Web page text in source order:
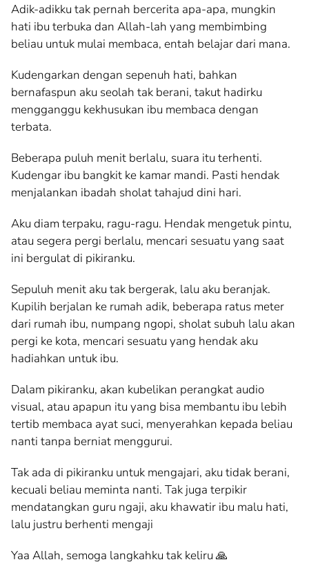
Adik-adikku tak pernah bercerita apa-apa, mungkin
hati ibu terbuka dan Allah-lah yang membimbing
beliau untuk mulai membaca, entah belajar dari mana.
Kudengarkan dengan sepenuh hati, bahkan
bernafaspun aku seolah tak berani, takut hadirku
mengganggu kekhusukan ibu membaca dengan
terbata.
Beberapa puluh menit berlalu, suara itu terhenti.
Kudengar ibu bangkit ke kamar mandi. Pasti hendak
menjalankan ibadah sholat tahajud dini hari.
Aku diam terpaku, ragu-ragu. Hendak mengetuk pintu,
atau segera pergi berlalu, mencari sesuatu yang saat
ini bergulat di pikiranku.
Sepuluh menit aku tak bergerak, lalu aku beranjak.
Kupilih berjalan ke rumah adik, beberapa ratus meter
dari rumah ibu, numpang ngopi, sholat subuh lalu akan
pergi ke kota, mencari sesuatu yang hendak aku
hadiahkan untuk ibu.
Dalam pikiranku, akan kubelikan perangkat audio
visual, atau apapun itu yang bisa membantu ibu lebih
tertib membaca ayat suci, menyerahkan kepada beliau
nanti tanpa berniat menggurui.
Tak ada di pikiranku untuk mengajari, aku tidak berani,
kecuali beliau meminta nanti. Tak juga terpikir
mendatangkan guru ngaji, aku khawatir ibu malu hati,
lalu justru berhenti mengaji
Yaa Allah, semoga langkahku tak keliru 🙏